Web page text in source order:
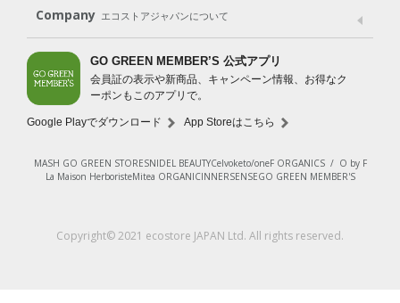
レビューを見る
LINE＠ Instagram Facebook
Company エコストアジャパンについて
会社案内 ご利用規約
プライバシーポリシー
特定商取引法に基づく表示
免責事項
法人会員サービス
New Zealand Site
GO GREEN MEMBER’S 公式アプリ
会員証の表示や新商品、キャンペーン情報、お得なク
ーポンもこのアプリで。
Google Playでダウンロード App Storeはこちら
MASH GO GREEN STORESNIDEL BEAUTYCelvoketo/oneF ORGANICS/ O by F
La Maison HerboristeMitea ORGANICINNERSENSEGO GREEN MEMBER'S
Copyright© 2021 ecostore JAPAN Ltd. All rights reserved.